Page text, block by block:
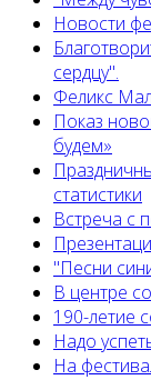
Новости
сердцу".
Феликс
Показ
будем»
статистики
Встреча с
"Песни
В центре
190-летие
Надо
На